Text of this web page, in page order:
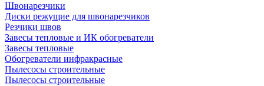
Швонарезчики
Диски режущие для швонарезчиков
Резчики швов
Завесы тепловые и ИК обогреватели
Завесы тепловые
Обогреватели инфракрасные
Пылесосы строительные
Пылесосы строительные